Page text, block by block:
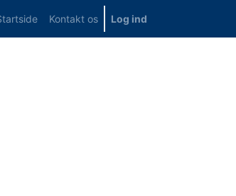
Kontakt os Log ind